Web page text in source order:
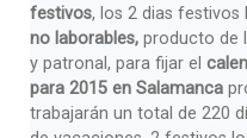
festivos, los 2 dias festivos
no laborables,producto de
y patronal, para fijar el
para 2015 en Salamanca
trabajarán un total de 220